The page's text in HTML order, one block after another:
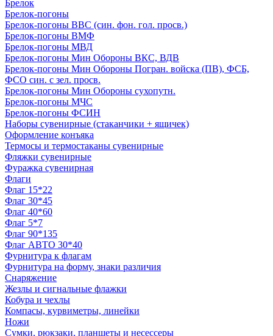
Брелок
Брелок-погоны
Брелок-погоны ВВС (син. фон. гол. просв.)
Брелок-погоны ВМФ
Брелок-погоны МВД
Брелок-погоны Мин Обороны ВКС, ВДВ
Брелок-погоны Мин Обороны Погран. войска (ПВ), ФСБ,
ФСО син. с зел. просв.
Брелок-погоны Мин Обороны сухопутн.
Брелок-погоны МЧС
Брелок-погоны ФСИН
Наборы сувенирные (стаканчики + ящичек)
Оформление конъяка
Термосы и термостаканы сувенирные
Фляжки сувенирные
Фуражка сувенирная
Флаги
Флаг 15*22
Флаг 30*45
Флаг 40*60
Флаг 5*7
Флаг 90*135
Флаг АВТО 30*40
Фурнитура к флагам
Фурнитура на форму, знаки различия
Снаряжение
Жезлы и сигнальные флажки
Кобура и чехлы
Компасы, курвиметры, линейки
Ножи
Сумки, рюкзаки, планшеты и несессеры